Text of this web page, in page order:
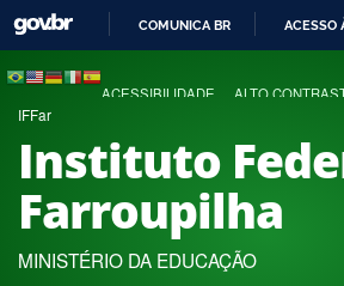
COMUNICA BR ACESSO
ACESSIBILIDADE ALTO
IFFar
Instituto
Farroupilha
MINISTÉRIO DA EDUCAÇÃO